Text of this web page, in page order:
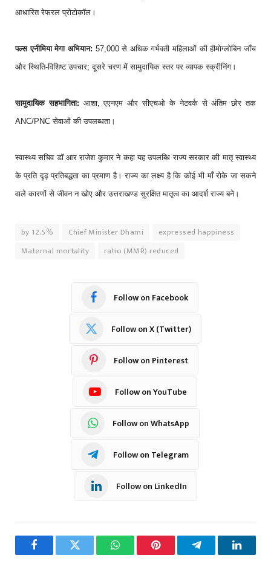
आधारित रेफरल प्रोटोकॉल।
पल्स एनीमिया मेगा अभियान: 57,000 से अधिक गर्भवती महिलाओं की हीमोग्लोबिन जाँच
और स्थिति-विशिष्ट उपचार; दूसरे चरण में सामुदायिक स्तर पर व्यापक स्क्रीनिंग।
सामुदायिक सहभागिता: आशा, एएनएम और सीएचओ के नेटवर्क से अंतिम छोर तक
ANC/PNC सेवाओं की उपलब्धता।
स्वास्थ्य सचिव डॉ आर राजेश कुमार ने कहा यह उपलब्धि राज्य सरकार की मातृ स्वास्थ्य
के प्रति दृढ़ प्रतिबद्धता का प्रमाण है। राज्य का लक्ष्य है कि कोई भी माँ रोके जा सकने
वाले कारणों से जीवन न खोए और उत्तराखण्ड सुरक्षित मातृत्व का आदर्श राज्य बने।
by 12.5% Chief Minister Dhami
expressed happiness
Maternal mortality
ratio (MMR) reduced
Follow on Facebook
Follow on X (Twitter)
Follow on Pinterest
Follow on YouTube
Follow on WhatsApp
Follow on Telegram
Follow on LinkedIn
FacebookTwitter WhatsAppPinterest Telegram